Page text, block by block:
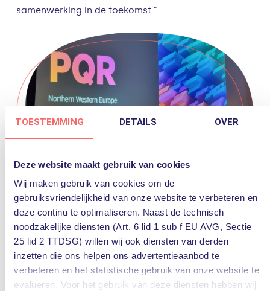
TOESTEMMING DETAILS OVER
Deze website maakt gebruik van cookies
Wij maken gebruik van cookies om de
gebruiksvriendelijkheid van onze website te verbeteren en
deze continu te optimaliseren. Naast de technisch
noodzakelijke diensten (Art. 6 lid 1 sub f EU AVG, Sectie
25 lid 2 TTDSG) willen wij ook diensten van derden
inzetten die ons helpen ons advertentieaanbod te
verbeteren en het statistische gebruik van onze website te
evalueren. Voor het gebruik van deze diensten hebben wij
samenwerking in de toekomst.”
Over PQR
De experts van PQR zijn Rustmakers in IT. Ze werken